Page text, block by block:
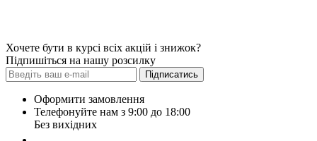
Хочете бути в курсі всіх акцій і знижок?
Підпишіться на нашу розсилку
Підписатись
Оформити замовлення
Телефонуйте нам з 9:00 до 18:00
Без вихідних